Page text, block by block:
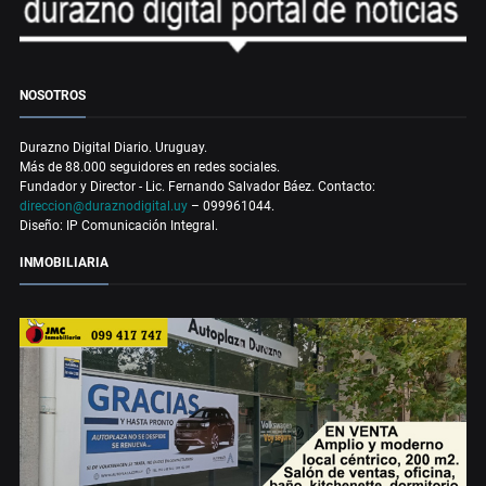
NOSOTROS
Durazno Digital Diario. Uruguay.
Más de 88.000 seguidores en redes sociales.
Fundador y Director - Lic. Fernando Salvador Báez. Contacto:
direccion@duraznodigital.uy – 099961044.
Diseño: IP Comunicación Integral.
INMOBILIARIA